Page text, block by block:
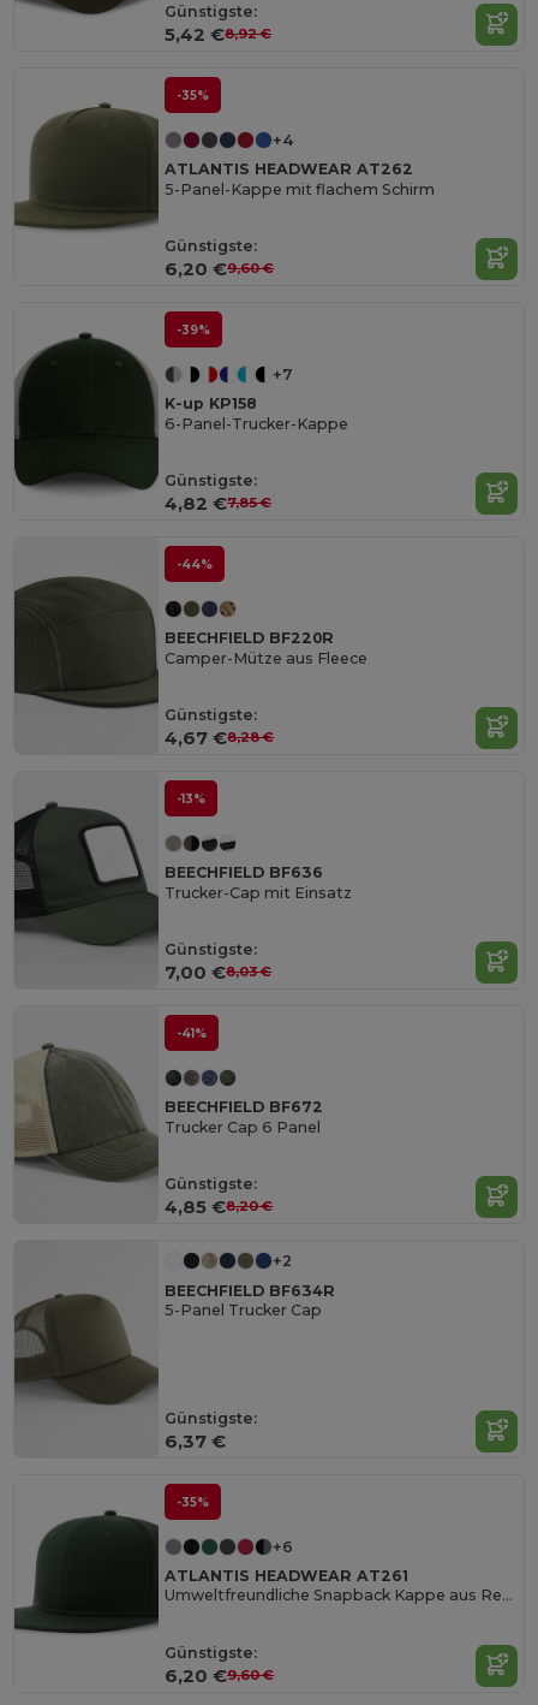
Günstigste:
5,42 €8,92 €
-35%
+4
ATLANTIS HEADWEAR AT262
5-Panel-Kappe mit flachem Schirm
Günstigste:
6,20 €9,60 €
-39%
+7
K-up KP158
6-Panel-Trucker-Kappe
Günstigste:
4,82 €7,85 €
-44%
BEECHFIELD BF220R
Camper-Mütze aus Fleece
Günstigste:
4,67 €8,28 €
-13%
BEECHFIELD BF636
Trucker-Cap mit Einsatz
Günstigste:
7,00 €8,03 €
-41%
BEECHFIELD BF672
Trucker Cap 6 Panel
Günstigste:
4,85 €8,20 €
+2
BEECHFIELD BF634R
5-Panel Trucker Cap
Günstigste:
6,37 €
-35%
+6
ATLANTIS HEADWEAR AT261
Umweltfreundliche Snapback Kappe aus Recyclingmaterial
Günstigste:
6,20 €9,60 €